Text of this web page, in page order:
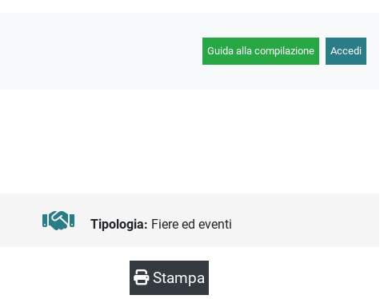
Guida alla compilazione Accedi
Tipologia: Fiere ed eventi
Stampa